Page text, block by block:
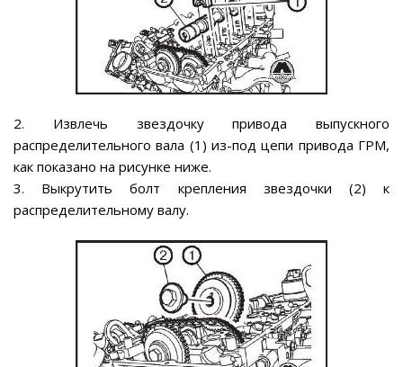
2. Извлечь звездочку привода выпускного
распределительного вала (1) из-под цепи привода ГРМ,
как показано на рисунке ниже.
3. Выкрутить болт крепления звездочки (2) к
распределительному валу.